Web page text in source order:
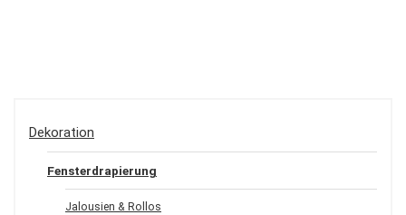
Dekoration
Fensterdrapierung
Jalousien & Rollos